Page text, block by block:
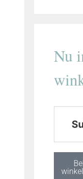
Nu